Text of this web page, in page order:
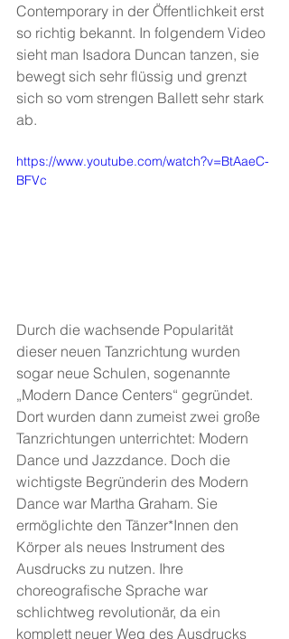
Contemporary in der Öffentlichkeit erst
so richtig bekannt. In folgendem Video
sieht man Isadora Duncan tanzen, sie
bewegt sich sehr flüssig und grenzt
sich so vom strengen Ballett sehr stark
ab.
https://www.youtube.com/watch?v=BtAaeC-
BFVc
Durch die wachsende Popularität
dieser neuen Tanzrichtung wurden
sogar neue Schulen, sogenannte
„Modern Dance Centers“ gegründet.
Dort wurden dann zumeist zwei große
Tanzrichtungen unterrichtet: Modern
Dance und Jazzdance. Doch die
wichtigste Begründerin des Modern
Dance war Martha Graham. Sie
ermöglichte den Tänzer*Innen den
Körper als neues Instrument des
Ausdrucks zu nutzen. Ihre
choreografische Sprache war
schlichtweg revolutionär, da ein
komplett neuer Weg des Ausdrucks